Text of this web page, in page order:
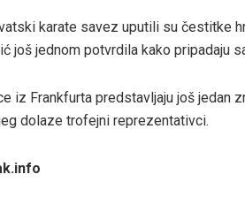
karate savez uputili su čestitke
još jednom potvrdila kako pripadaju
iz Frankfurta predstavljaju još jedan
dolaze trofejni reprezentativci.